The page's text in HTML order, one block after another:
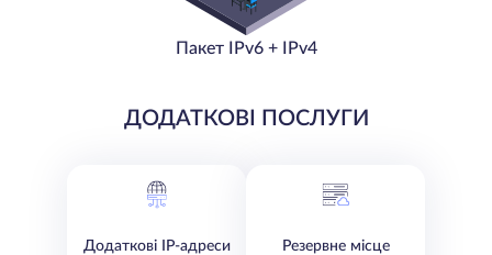
Пакет IPv6 + IPv4
ДОДАТКОВІ ПОСЛУГИ
Додаткові IP-адреси Резервне місце